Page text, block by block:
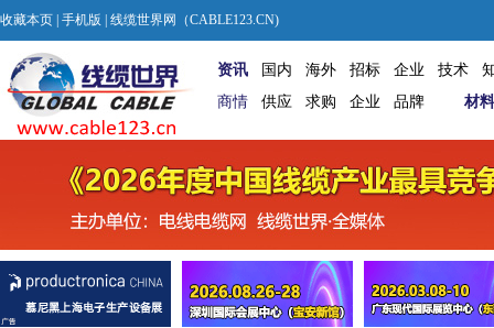
收藏本页 手机版 | 线缆世界网（CABLE123.CN)
资讯 国内 海外 招标 企业 技术
商情
供应 求购 企业 品牌 材料